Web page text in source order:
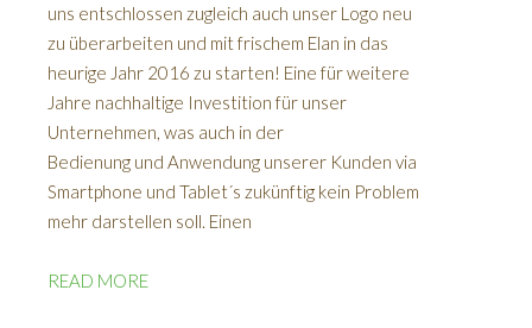
uns entschlossen zugleich auch unser Logo neu
zu überarbeiten und mit frischem Elan in das
heurige Jahr 2016 zu starten! Eine für weitere
Jahre nachhaltige Investition für unser
Unternehmen, was auch in der
Bedienung und Anwendung unserer Kunden via
Smartphone und Tablet´s zukünftig kein Problem
mehr darstellen soll. Einen
READ MORE